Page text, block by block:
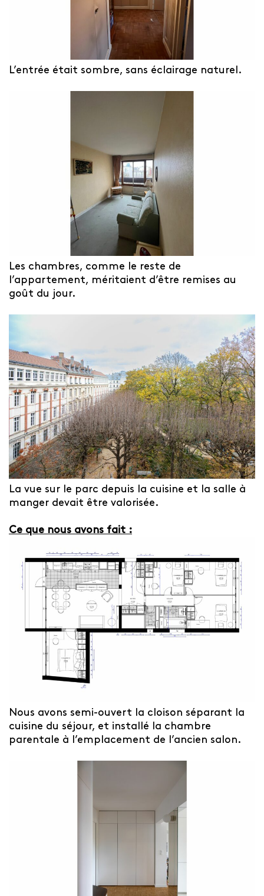
L’entrée était sombre, sans éclairage naturel.
Les chambres, comme le reste de
l’appartement, méritaient d’être remises au
goût du jour.
La vue sur le parc depuis la cuisine et la salle à
manger devait être valorisée.
Ce que nous avons fait :
Nous avons semi-ouvert la cloison séparant la
cuisine du séjour, et installé la chambre
parentale à l’emplacement de l’ancien salon.